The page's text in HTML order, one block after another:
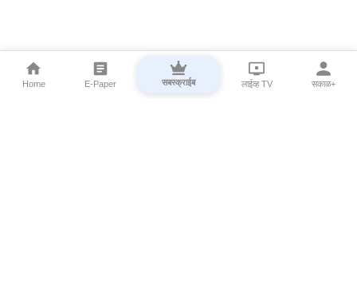
Home E-Paper सबस्क्राईब लाईव्ह TV सकाळ+